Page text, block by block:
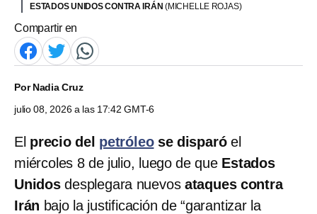
ESTADOS UNIDOS CONTRA IRÁN(MICHELLE ROJAS)
Compartir en
PorNadia Cruz
julio 08, 2026 a las 17:42 GMT-6
El precio del petróleose disparóel
miércoles 8 de julio, luego de queEstados
Unidosdesplegara nuevos ataques contra
Irán bajo la justificación de “garantizar la